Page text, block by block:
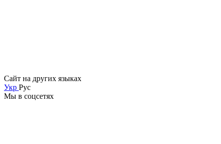
Сайт на других языках
Укр Рус
Мы в соцсетях